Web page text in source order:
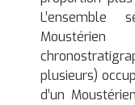
plusieurs)
d’un